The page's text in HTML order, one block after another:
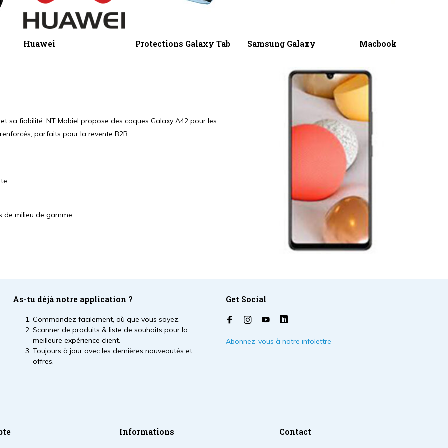
Huawei Protections Galaxy Tab Samsung Galaxy Macbook
sa fiabilité. NT Mobiel propose des coques Galaxy A42 pour les
parfaits pour la revente B2B.
de milieu de gamme.
As-tu déjà notre application ?
Commandez facilement, où que vous soyez.
Scanner de produits & liste de souhaits pour la
meilleure expérience client.
Toujours à jour avec les dernières nouveautés et
offres.
Get Social
Abonnez-vous à notre infolettre
Informations Contact